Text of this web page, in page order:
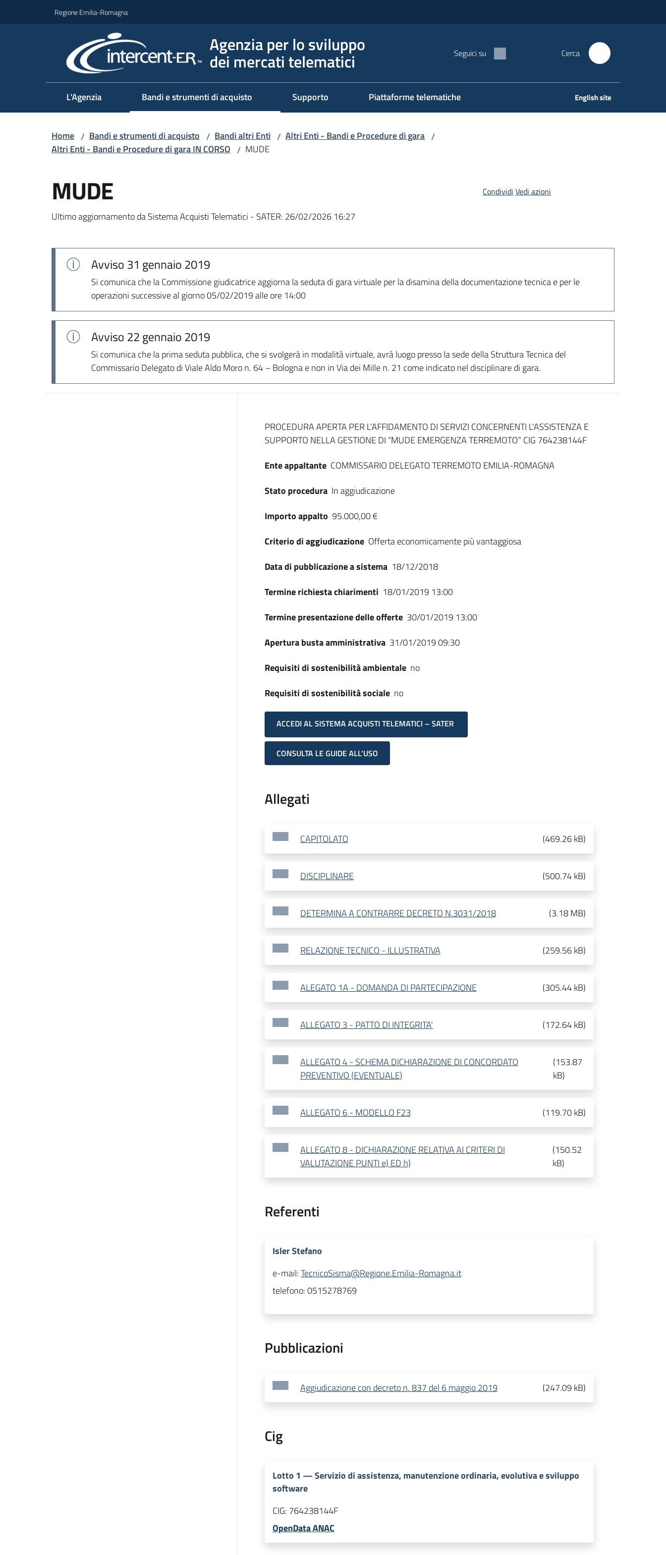
Regione Emilia-Romagna
Agenzia per lo sviluppo
dei mercati telematici Seguici su Cerca
L'Agenzia Bandi e strumenti di acquisto Supporto Piattaforme telematiche English site
Home / Bandi e strumenti di acquisto / Bandi altri Enti / Altri Enti - Bandi e Procedure di gara /
Altri Enti - Bandi e Procedure di gara IN CORSO / MUDE
MUDE
Ultimo aggiornamento da Sistema Acquisti Telematici - SATER: 26/02/2026 16:27
Condividi Vedi azioni
Avviso31 gennaio 2019
Si comunica che la Commissione giudicatrice aggiorna la seduta di gara virtuale per la disamina della documentazione tecnica e per le
operazioni successive al giorno 05/02/2019 alle ore 14:00
Avviso22 gennaio 2019
Si comunica che la prima seduta pubblica, che si svolgerà in modalità virtuale, avrà luogo presso la sede della Struttura Tecnica del
Commissario Delegato di Viale Aldo Moro n. 64 – Bologna e non in Via dei Mille n. 21 come indicato nel disciplinare di gara.
Dati del bando
PROCEDURA APERTA PER L’AFFIDAMENTO DI SERVIZI CONCERNENTI L'ASSISTENZA E
SUPPORTO NELLA GESTIONE DI “MUDE EMERGENZA TERREMOTO” CIG 764238144F
Ente appaltante COMMISSARIO DELEGATO TERREMOTO EMILIA-ROMAGNA
Stato procedura In aggiudicazione
Importo appalto 95.000,00 €
Criterio di aggiudicazione Offerta economicamente più vantaggiosa
Data di pubblicazione a sistema 18/12/2018
Termine richiesta chiarimenti 18/01/2019 13:00
Termine presentazione delle offerte 30/01/2019 13:00
Apertura busta amministrativa 31/01/2019 09:30
Requisiti di sostenibilità ambientale no
Requisiti di sostenibilità sociale no
ACCEDI AL SISTEMA ACQUISTI TELEMATICI – SATER
CONSULTA LE GUIDE ALL'USO
Allegati
CAPITOLATO (469.26 kB)
DISCIPLINARE (500.74 kB)
DETERMINA A CONTRARRE DECRETO N.3031/2018 (3.18 MB)
RELAZIONE TECNICO - ILLUSTRATIVA (259.56 kB)
ALEGATO 1A - DOMANDA DI PARTECIPAZIONE (305.44 kB)
ALLEGATO 3 - PATTO DI INTEGRITA' (172.64 kB)
ALLEGATO 4 - SCHEMA DICHIARAZIONE DI CONCORDATO
PREVENTIVO (EVENTUALE)
(153.87
kB)
ALLEGATO 6 - MODELLO F23 (119.70 kB)
ALLEGATO 8 - DICHIARAZIONE RELATIVA AI CRITERI DI
VALUTAZIONE PUNTI e) ED h)
(150.52
kB)
Referenti
Isler Stefano
e-mail:TecnicoSisma@Regione.Emilia-Romagna.it
telefono:0515278769
Pubblicazioni
Aggiudicazione con decreto n. 837 del 6 maggio 2019 (247.09 kB)
Cig
Lotto 1 —Servizio di assistenza, manutenzione ordinaria, evolutiva e sviluppo
software
CIG: 764238144F
OpenData ANAC